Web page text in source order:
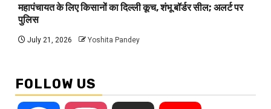
महापंचायत के लिए किसानों का दिल्ली कूच, शंभू बॉर्डर सील; अलर्ट पर
पुलिस
July 21, 2026 Yoshita Pandey
FOLLOW US